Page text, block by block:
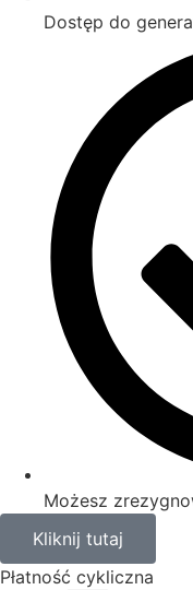
Dostęp do
Możesz
Kliknij tutaj
Płatność cykliczna